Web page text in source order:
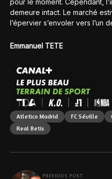
demeure intact. Le marché
l’épervier s’envoler vers l’un
Emmanuel TETE
Atletico Madrid FC Séville
Real Betis
PREVIOUS POST